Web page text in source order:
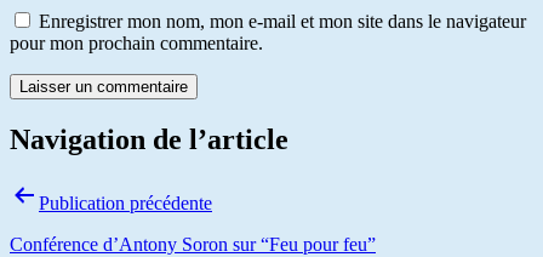
Enregistrer mon nom, mon e-mail et mon site dans le navigateur
pour mon prochain commentaire.
Navigation de l’article
Publication précédente
Conférence d’Antony Soron sur “Feu pour feu”